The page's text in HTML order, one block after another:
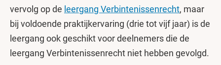
vervolg op de leergang Verbintenissenrecht, maar
bij voldoende praktijkervaring (drie tot vijf jaar) is de
leergang ook geschikt voor deelnemers die de
leergang Verbintenissenrecht niet hebben gevolgd.